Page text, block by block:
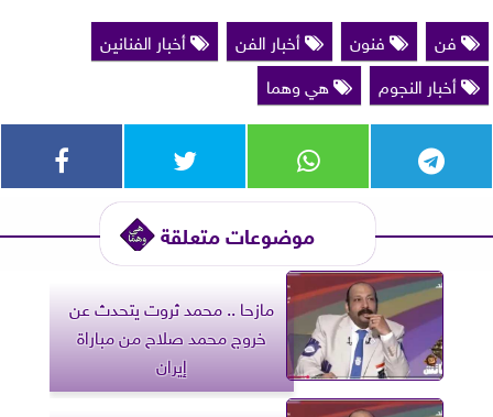
فن
فنون أخبار الفن
أخبار الفنانين
أخبار النجوم
هي وهما
موضوعات متعلقة
مازحا .. محمد ثروت يتحدث عن
خروج محمد صلاح من مباراة
إيران